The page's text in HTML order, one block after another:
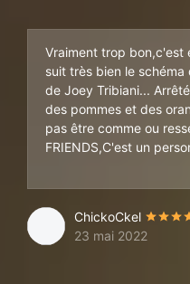
Vraiment trop bon,c'est
suit très bien le schéma
de Joey Tribiani...
des pommes et des
pas être comme ou
FRIENDS,C'est un
ChickoCkel
23 mai 2022